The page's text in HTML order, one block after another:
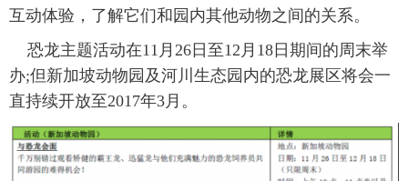
互动体验，了解它们和园内其他动物之间的关系。
恐龙主题活动在11月26日至12月18日期间的周末举
办;但新加坡动物园及河川生态园内的恐龙展区将会一
直持续开放至2017年3月。